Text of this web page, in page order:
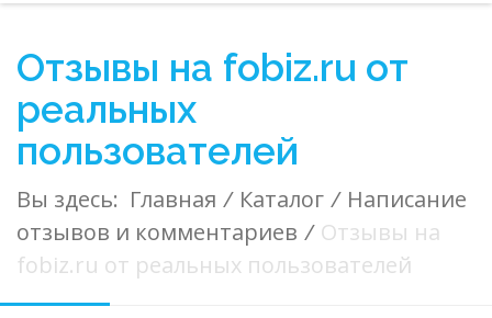
Отзывы на fobiz.ru от
реальных
пользователей
Вы здесь: Главная / Каталог / Написание
отзывов и комментариев / Отзывы на
fobiz.ru от реальных пользователей